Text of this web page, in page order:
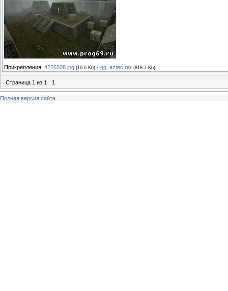
Прикрепления: 4226508.jpg (10.6 Kb) · gg_aztec.rar (818.7 Kb)
Страница 1 из 1 1
Полная версия сайта